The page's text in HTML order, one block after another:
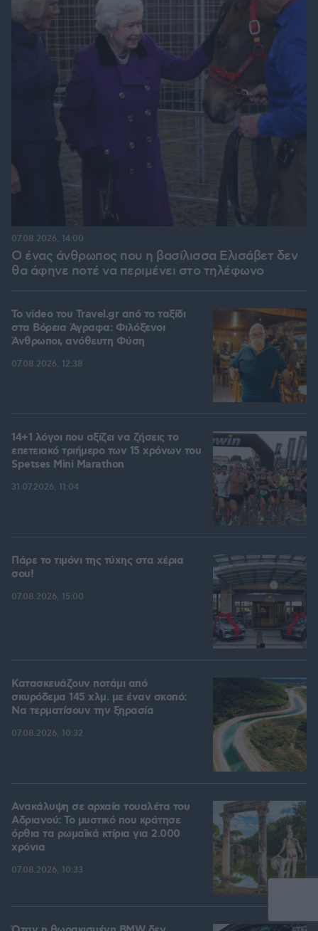
Ο ένας άνθρωπος που η βασίλισσα Ελισάβετ δεν
θα άφηνε ποτέ να περιμένει στο τηλέφωνο
07.08.2026, 14:00
To video του Travel.gr από το ταξίδι
στα Βόρεια Άγραφα: Φιλόξενοι
Άνθρωποι, ανόθευτη Φύση
07.08.2026, 12:38
14+1 λόγοι που αξίζει να ζήσεις το
επετειακό τριήμερο των 15 χρόνων του
Spetses Mini Marathon
31.07.2026, 11:04
Πάρε το τιμόνι της τύχης στα χέρια
σου!
07.08.2026, 15:00
Κατασκευάζουν ποτάμι από
σκυρόδεμα 145 χλμ. με έναν σκοπό:
Να τερματίσουν την ξηρασία
07.08.2026, 10:32
Ανακάλυψη σε αρχαία τουαλέτα του
Αδριανού: Το μυστικό που κράτησε
όρθια τα ρωμαϊκά κτίρια για 2.000
χρόνια
07.08.2026, 10:33